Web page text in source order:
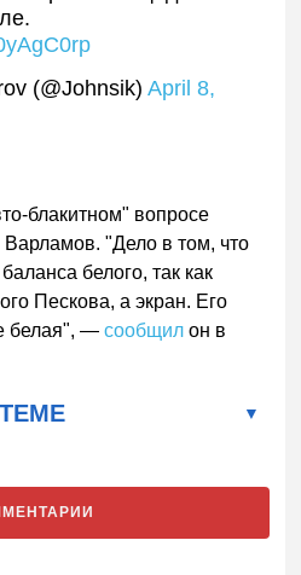
(@Johnsik)April 8,
блакитном" вопросе
Варламов. "Дело в том, что
белого, так как
Пескова, а экран. Его
белая", —сообщил он в